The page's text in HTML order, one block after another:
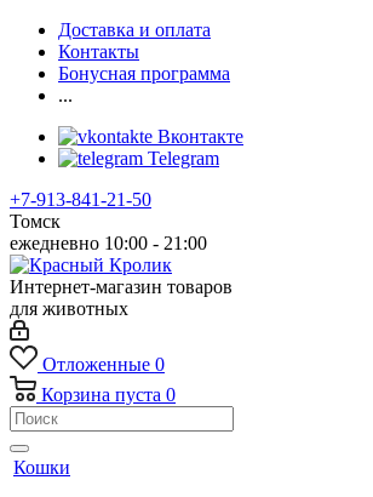
Доставка и оплата
Контакты
Бонусная программа
...
Вконтакте
Telegram
+7-913-841-21-50
Томск
ежедневно 10:00 - 21:00
Интернет-магазин товаров
для животных
Отложенные 0
Корзина пуста 0
Кошки